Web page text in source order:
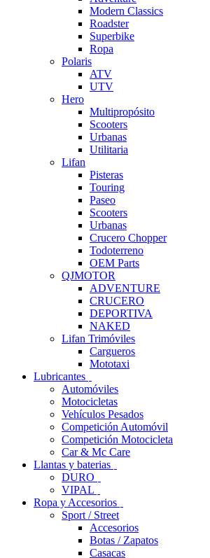
Modern Classics
Roadster
Superbike
Ropa
Polaris
ATV
UTV
Hero
Multipropósito
Scooters
Urbanas
Utilitaria
Lifan
Pisteras
Touring
Paseo
Scooters
Urbanas
Crucero Chopper
Todoterreno
OEM Parts
QJMOTOR
ADVENTURE
CRUCERO
DEPORTIVA
NAKED
Lifan Trimóviles
Cargueros
Mototaxi
Lubricantes
Automóviles
Motocicletas
Vehículos Pesados
Competición Automóvil
Competición Motocicleta
Car & Mc Care
Llantas y baterias
DURO
VIPAL
Ropa y Accesorios
Sport / Street
Accesorios
Botas / Zapatos
Casacas